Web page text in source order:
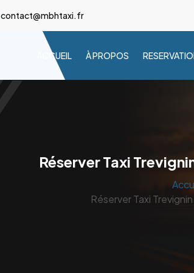
contact@mbhtaxi.fr
ACCUEIL À PROPOS
Réserver Taxi
Réserver Taxi